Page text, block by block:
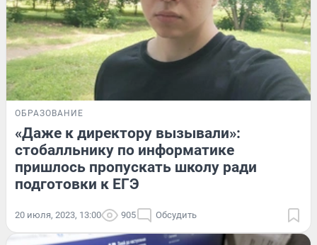
ОБРАЗОВАНИЕ
«Даже к директору вызывали»:
стобалльнику по информатике
пришлось пропускать школу ради
подготовки к ЕГЭ
20 июля, 2023, 13:00 905 Обсудить